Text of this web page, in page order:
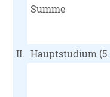
Summe
II. Hauptstudium